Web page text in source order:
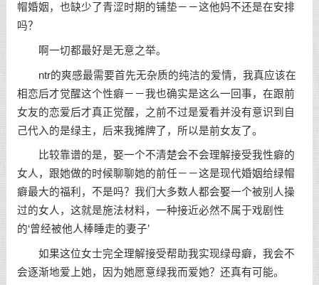
帽婚姻，也缺少了青涩时期的铺垫－－这他妈不还是在安排
吗？
啊一切都最好是无意之举。
ntr的爽感最需要首先无杂质的纯洁的爱情，我真应该在
相恋后才觉醒这个性癖－－我也确实是这么一回事，在跟前
女友的恋爱后才真正觉醒，之前不过是爱看并没有意识到自
己代入的是绿主，后来我摊牌了，所以是前女友了。
比较靠谱的是，娶一个不清楚会不会理解接受我性癖的
女人，跟她做的时候聊聊她的前任－－这是现代婚姻给绿帽
癖最大的福利，不是吗？我们大多数人都会娶一个被别人操
过的女人，这就是施法材料，一种接近必然不属于戏剧性
的‘曾经被他人棒睡走的妻子’
如果这位女士完全理解接受帮助我实现绿母癖，我会不
会逐渐地爱上她，因为她愿意绿我而爱她？还真有可能。